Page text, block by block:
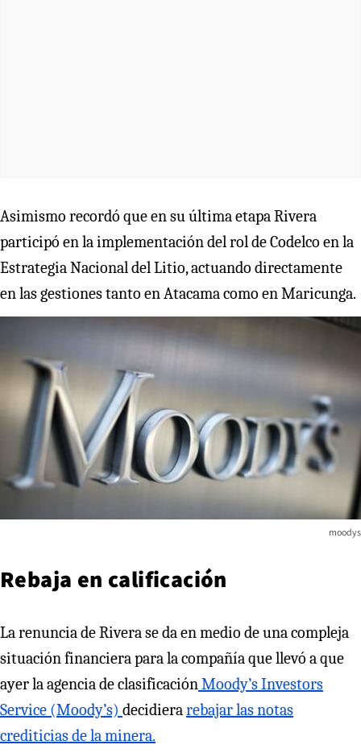
Asimismo recordó que en su última etapa Rivera
participó en la implementación del rol de Codelco en la
Estrategia Nacional del Litio, actuando directamente
en las gestiones tanto en Atacama como en Maricunga.
moodys
Rebaja en calificación
La renuncia de Rivera se da en medio de una compleja
situación financiera para la compañía que llevó a que
ayer la agencia de clasificaciónMoody’s Investors
Service (Moody’s) decidierarebajar las notas
crediticias de la minera.